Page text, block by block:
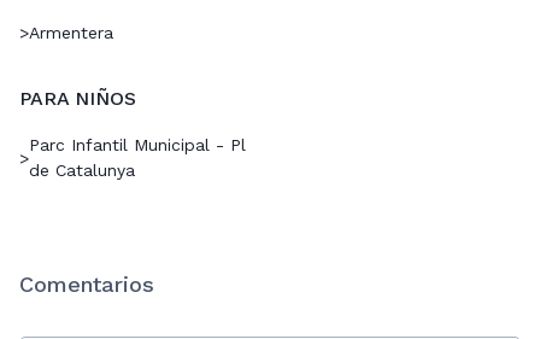
>Armentera
PARA NIÑOS
>
Parc Infantil Municipal - Pl
de Catalunya
Comentarios